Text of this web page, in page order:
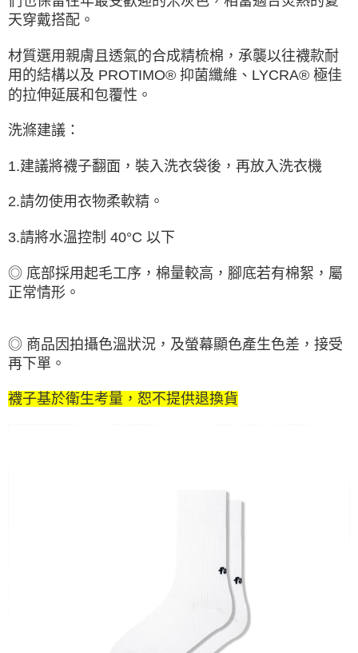
天穿戴搭配。
材質選用親膚且透氣的合成精梳棉，承襲以往襪款耐
用的結構以及 PROTIMO® 抑菌纖維、LYCRA® 極佳
的拉伸延展和包覆性。
洗滌建議：
1.建議將襪子翻面，裝入洗衣袋後，再放入洗衣機
2.請勿使用衣物柔軟精。
3.請將水溫控制 40°C 以下
◎ 底部採用起毛工序，棉量較高，腳底若有棉絮，屬
正常情形。
◎ 商品因拍攝色溫狀況，及螢幕顯色產生色差，接受
再下單。
襪子基於衛生考量，恕不提供退換貨